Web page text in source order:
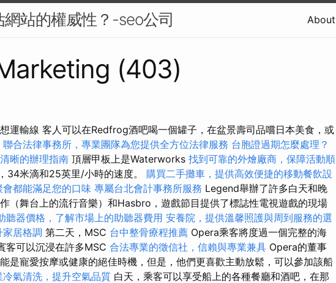
站的權威性？-seo公司 About
(403)
運輸線 客人可以在Redfrog酒吧喝一個罐子，在盆景壽司品嚐日本美食，或
聯合法律事務所，專業團隊為您提供全方位法律服務 台胞證過期怎麼處理？
晰的辦理指南 頂層甲板上是Waterworks 找到可靠的外燴廠商，保障活動順
34米滴和25英里/小時的速度。 購買二手攤車，提供高效便捷的移動餐飲設
都能滿足您的口味 專屬台北會計事務所服務 Legend舉辦了許多白天和晚
（舞台上的流行音樂）和Hasbro，遊戲節目提供了標誌性電視遊戲的現場
聽器價格，了解市場上的助聽器費用 安養院，提供溫馨照護與周到服務的選
居格調 第二天，MSC 台中整骨療程推薦 Opera乘客將度過一個完整的海
客可以沉浸在許多MSC 合法專業的徵信社，信賴與專業兼具 Opera的董事
是寵愛按摩或健康的絕佳時機，但是，他們更喜歡主動放鬆，可以參加該船
冷氣清洗，提升空氣品質 白天，乘客可以享受船上的各種餐廳和酒吧，在那